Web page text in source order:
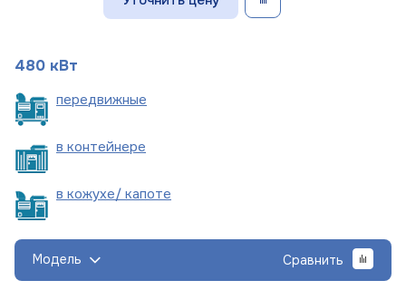
480 кВт
передвижные
в контейнере
в кожухе/ капоте
Модель Сравнить